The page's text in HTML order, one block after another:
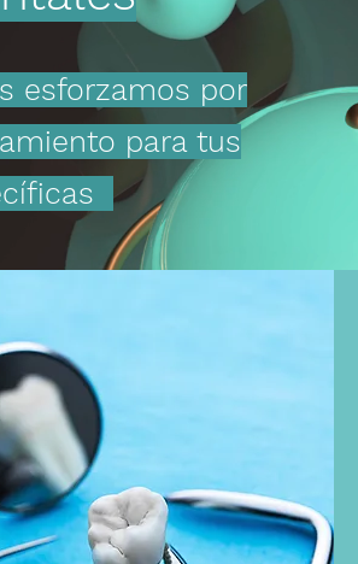
esforzamos por
para tus